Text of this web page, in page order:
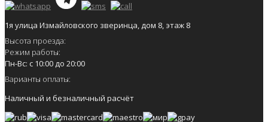
1я улица Измайловского зверинца, дом 8, этаж 8
Высота проезда:
Режим работы:
Пн-Вс: с 10:00 до 20:00
Варианты оплаты:
Наличный и безналичный расчёт